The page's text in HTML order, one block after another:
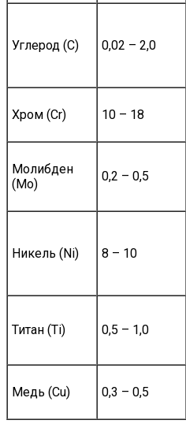
Углерод (C) 0,02 – 2,0
Хром (Cr) 10 – 18
Молибден
(Mo)
0,2 – 0,5
Никель (Ni) 8 – 10
Титан (Ti) 0,5 – 1,0
Медь (Cu) 0,3 – 0,5